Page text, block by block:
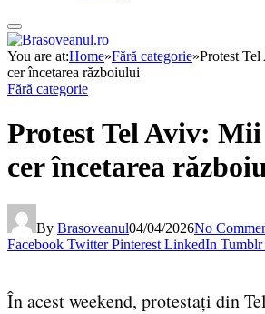
You are at:Home»Fără categorie»Protest
cer încetarea războiului
Fără categorie
Protest Tel Aviv:
cer încetarea
By Brasoveanul04/04/2026No
Facebook Twitter Pinterest LinkedIn Tumblr
În acest weekend, protestați din